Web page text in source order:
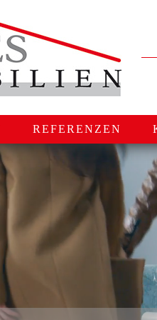
REFERENZEN